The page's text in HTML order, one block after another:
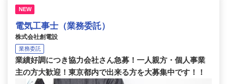
NEW
電気工事士（業務委託）
株式会社創電設
業務委託
業績好調につき協力会社さん急募！一人親方・個人事業
主の方大歓迎！東京都内で出来る方を大募集中です！！